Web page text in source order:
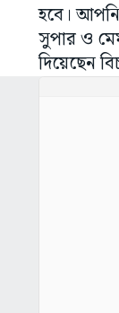
হবে।
সুপার ও
দিয়েছেন